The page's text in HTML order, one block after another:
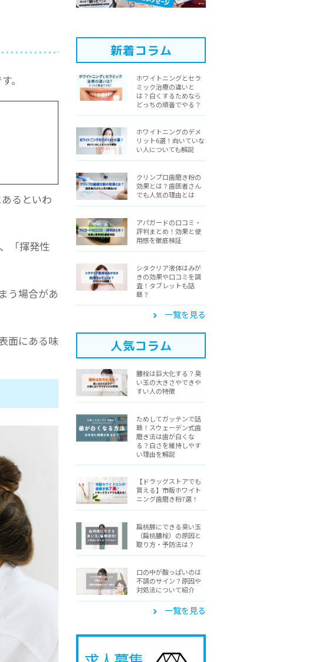
。
るといわ
「揮発性
う場合があ
面にある味
新着コラム
ホワイトニングとセラ
ミック治療の違いと
は？白くするためなら
どっちの順番でやる？
ホワイトニングのデメ
リット6選！向いていな
い人についても解説
クリンプロ歯磨き粉の
効果とは？歯医者さん
でも人気の理由とは
アパガードの口コミ・
評判まとめ！効果と使
用感を徹底検証
シタクリア液体はみが
きの効果や口コミを調
査！タブレットも話
題？
一覧を見る
人気コラム
膿栓は巨大化する？臭
い玉の大きさやできや
すい人の特徴
ためしてガッテンで話
題！スウェーデン式歯
磨き法は歯が白くな
る？白さを維持しやす
い理由を解説
【ドラッグストアでも
買える】市販ホワイト
ニング歯磨き粉7選！
扁桃腺にできる臭い玉
（扁桃膿栓）の原因と
取り方・予防法は？
口の中が酸っぱいのは
不調のサイン？原因や
対処法について紹介
一覧を見る